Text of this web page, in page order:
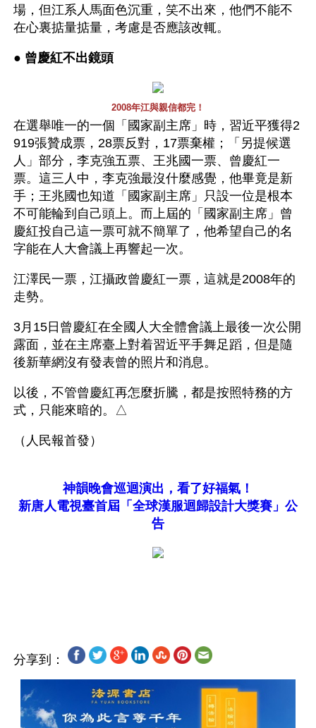
場，但江系人馬面色沉重，笑不出來，他們不能不
在心裏掂量掂量，考慮是否應該改輒。
● 曾慶紅不出鏡頭
2008年江與親信都完！
在選舉唯一的一個「國家副主席」時，習近平獲得2
919張贊成票，28票反對，17票棄權；「另提候選
人」部分，李克強五票、王兆國一票、曾慶紅一
票。這三人中，李克強最沒什麼感覺，他畢竟是新
手；王兆國也知道「國家副主席」只設一位是根本
不可能輪到自己頭上。而上屆的「國家副主席」曾
慶紅投自己這一票可就不簡單了，他希望自己的名
字能在人大會議上再響起一次。
江澤民一票，江攝政曾慶紅一票，這就是2008年的
走勢。
3月15日曾慶紅在全國人大全體會議上最後一次公開
露面，並在主席臺上對着習近平手舞足蹈，但是隨
後新華網沒有發表曾的照片和消息。
以後，不管曾慶紅再怎麼折騰，都是按照特務的方
式，只能來暗的。△
（人民報首發）
神韻晚會巡迴演出，看了好福氣！
新唐人電視臺首屆「全球漢服迴歸設計大獎賽」公
告
分享到：